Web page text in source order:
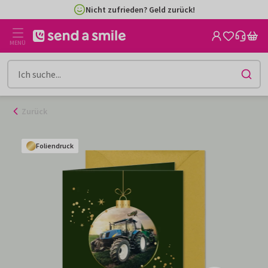
Inhalt
gehen
Nicht zufrieden? Geld zurück!
MENÜ
Zurück
Foliendruck
Foliendruck
Foliendruck
Foliendruck
Foliendruck